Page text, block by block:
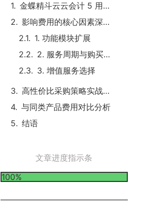
金蝶精斗云云会计 5 用户 3 帐套 4 年基础定价区间
影响费用的核心因素深度剖析
1. 功能模块扩展
2. 服务周期与购买数量
3. 增值服务选择
高性价比采购策略实战指南
与同类产品费用对比分析
结语
文章进度指示条
100%